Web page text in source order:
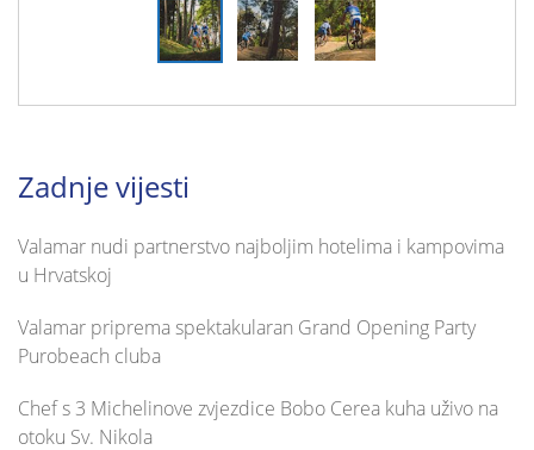
Zadnje vijesti
Valamar nudi partnerstvo najboljim hotelima i kampovima
u Hrvatskoj
Valamar priprema spektakularan Grand Opening Party
Purobeach cluba
Chef s 3 Michelinove zvjezdice Bobo Cerea kuha uživo na
otoku Sv. Nikola